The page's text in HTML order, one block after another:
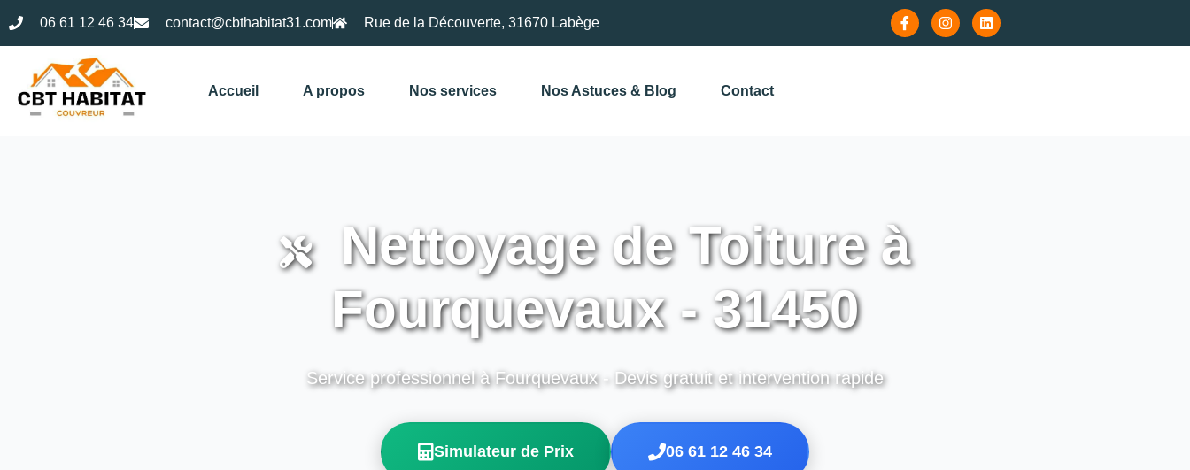
06 61 12 46 34 contact@cbthabitat31.com Rue de la Découverte, 31670 Labège
Accueil A propos Nos services Nos Astuces & Blog Contact
Nettoyage de Toiture à
Fourquevaux - 31450
Service professionnel à Fourquevaux - Devis gratuit et intervention rapide
Simulateur de Prix 06 61 12 46 34